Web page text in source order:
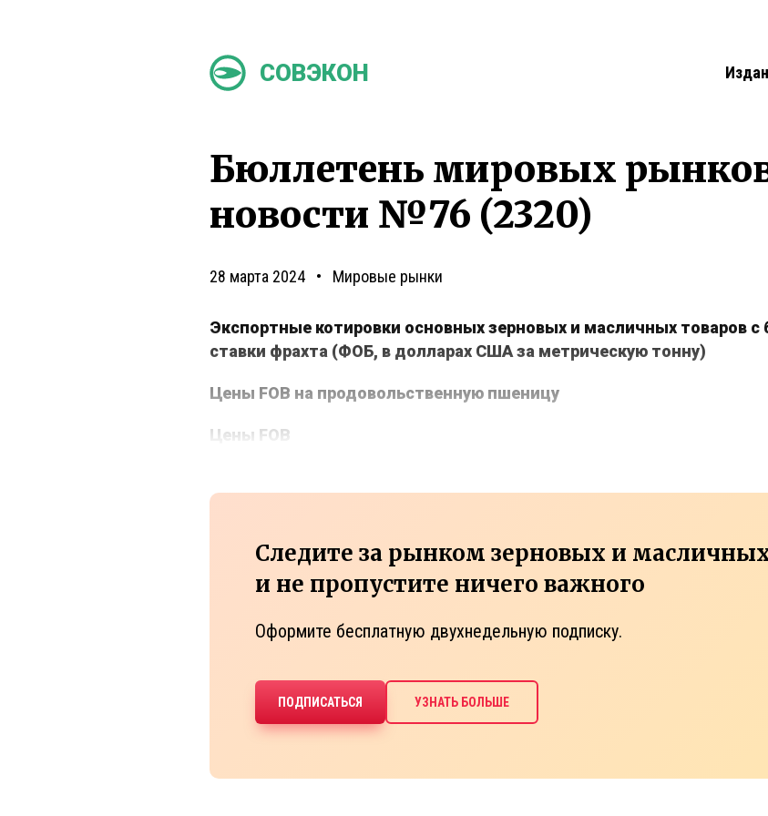
СОВЭКОН
Бюллетень мировых
новости №76 (2320)
28 марта 2024 Мировые рынки
Экспортные котировки основных зерновых и масличных товаров
ставки фрахта (ФОБ, в долларах США за метрическую тонну)
Цены FOB на продовольственную пшеницу
Цены FOB
Следите за рынком зерновых и
и не пропустите ничего важного
Оформите бесплатную двухнедельную подписку.